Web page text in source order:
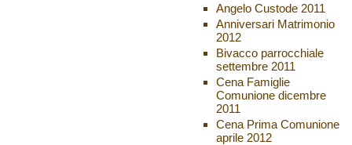
Angelo Custode 2011
Anniversari Matrimonio
2012
Bivacco parrocchiale
settembre 2011
Cena Famiglie
Comunione dicembre
2011
Cena Prima Comunione
aprile 2012